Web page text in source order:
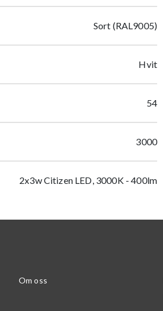
Sort (RAL9005)
Hvit
54
3000
2x3w Citizen LED, 3000K - 400lm
Om oss